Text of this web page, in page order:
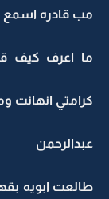
مب قادره
ما اعرف كيف
كرامتي
عبدالرحمن
طالعت ابويه